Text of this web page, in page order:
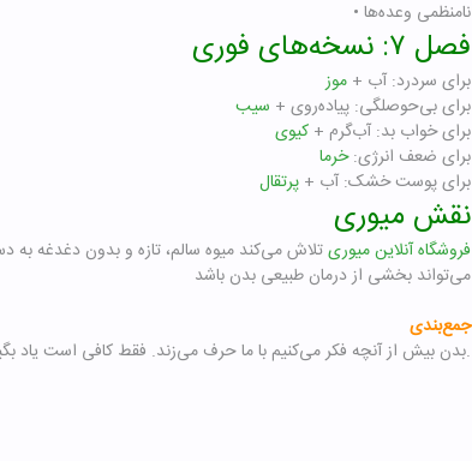
• نامنظمی وعده‌ها
فصل ۷: نسخه‌های فوری
برای سردرد: آب +موز
برای بی‌حوصلگی: پیاده‌روی + سیب
برای خواب بد: آب‌گرم +کیوی
برای ضعف انرژی:خرما
برای پوست خشک: آب +پرتقال
نقش میوری
فروشگاه آنلاین میوریتلاش می‌کند میوه سالم، تازه و بدون دغدغه به
می‌تواند بخشی از درمان طبیعی بدن باشد
جمع‌بندی
بدن بیش از آنچه فکر می‌کنیم با ما حرف می‌زند. فقط کافی است یاد بگیریم گوش کنیم.